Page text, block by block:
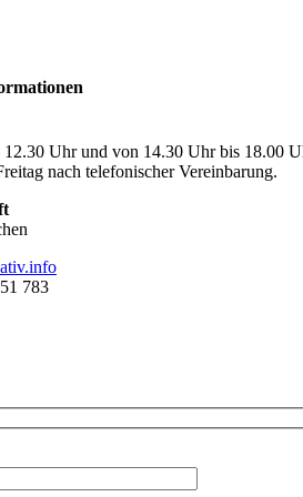
Uhr und von 14.30 Uhr bis 18.00
nach telefonischer Vereinbarung.
783